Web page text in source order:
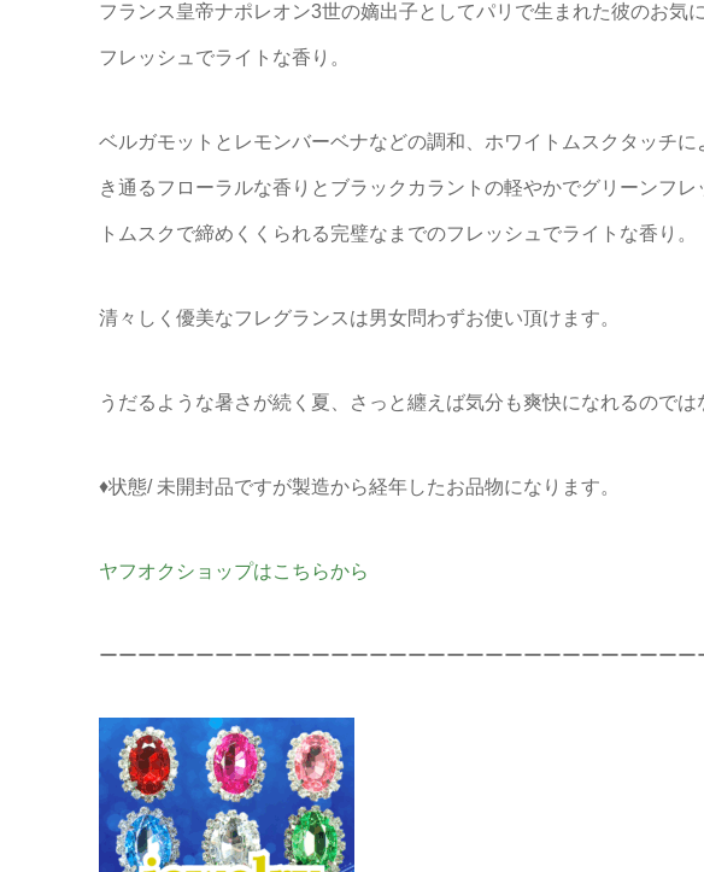
フランス皇帝ナポレオン3世の嫡出子としてパリで生まれた彼のお気
フレッシュでライトな香り。
ベルガモットとレモンバーベナなどの調和、ホワイトムスクタッチ
き通るフローラルな香りとブラックカラントの軽やかでグリーンフ
トムスクで締めくくられる完璧なまでのフレッシュでライトな香り。
清々しく優美なフレグランスは男女問わずお使い頂けます。
うだるような暑さが続く夏、さっと纏えば気分も爽快になれるのでは
♦状態/ 未開封品ですが製造から経年したお品物になります。
ヤフオクショップはこちらから
ーーーーーーーーーーーーーーーーーーーーーーーーーーーーーー